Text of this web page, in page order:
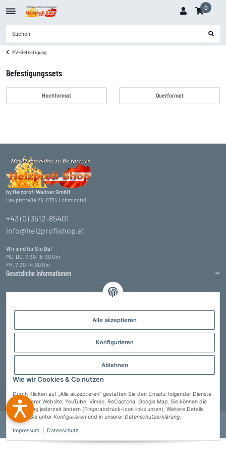
Alle akzeptieren
Konfigurieren
Ablehnen
Wie wir Cookies & Co nutzen
Durch Klicken auf „Alle akzeptieren“ gestatten Sie den Einsatz folgender Dienste
auf unserer Website: YouTube, Vimeo, ReCaptcha, Google Map. Sie können die
Einstellung jederzeit ändern (Fingerabdruck-Icon links unten). Weitere Details
finden Sie unter Konfigurieren und in unserer Datenschutzerklärung.
Impressum Datenschutz
0
PV-Befestigung
Befestigungssets
Hochformat Querformat
by Heizprofi Wallner GmbH
Hauptstraße 26, 8734 Lobmingtal
+43 (0) 3512-85401
info@heizprofishop.at
Wir sind für Sie Da!
MO-DO, 7:30-16:30 Uhr
FR, 7:30-14:00 Uhr
Gesetzliche Informationen
Informationen
Vertrag widerrufen
© Heizprofi Wallner GmbH * Alle Preise inkl. gesetzlicher USt., zzgl.
Developed by